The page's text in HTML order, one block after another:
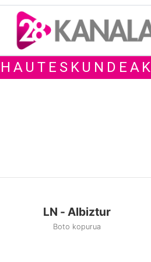
HAUTESKUNDEAK
LN - Albiztur
Boto kopurua